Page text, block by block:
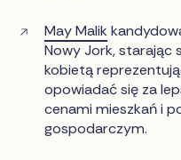
May Malik
Nowy Jork, starając
kobietą
opowiadać się za
cenami mieszkań i
gospodarczym.